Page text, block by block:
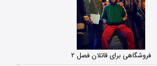
فروشگاهی برای قاتلان فصل ۲